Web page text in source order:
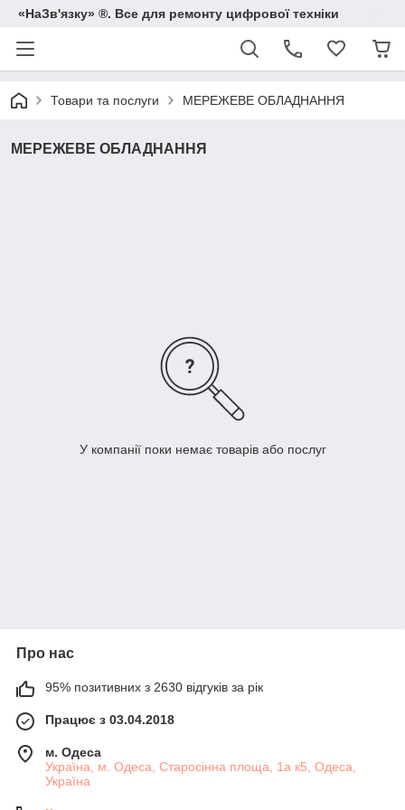
«НаЗв'язку» ®. Все для ремонту цифрової техніки
Товари та послуги МЕРЕЖЕВЕ ОБЛАДНАННЯ
МЕРЕЖЕВЕ ОБЛАДНАННЯ
У компанії поки немає товарів або послуг
Про нас
95% позитивних з 2630 відгуків за рік
Працює з 03.04.2018
м. Одеса
Україна, м. Одеса, Старосінна площа, 1а к5, Одеса,
Україна